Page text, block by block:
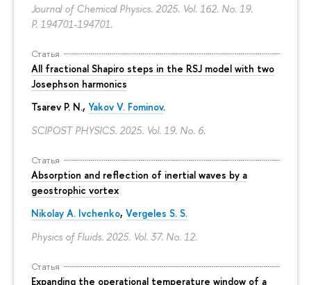
Journal of Chemical Physics. 2025. Vol. 162. No. 19.
P. 194701-194701.
Статья
All fractional Shapiro steps in the RSJ model with two
Josephson harmonics
Tsarev P. N., Yakov V. Fominov.
SCIPOST PHYSICS. 2025. Vol. 19. No. 6.
Статья
Absorption and reflection of inertial waves by a
geostrophic vortex
Nikolay A. Ivchenko, Vergeles S. S.
Physics of Fluids. 2025. Vol. 37. No. 12.
Статья
Expanding the operational temperature window of a